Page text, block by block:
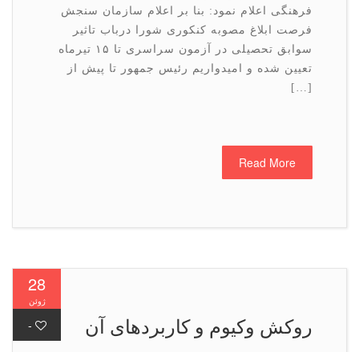
فرهنگی اعلام نمود: بنا بر اعلام سازمان سنجش
فرصت ابلاغ مصوبه کنکوری شورا درباب تاثیر
سوابق تحصیلی در آزمون سراسری تا ۱۵ تیرماه
تعیین شده و امیدواریم رئیس جمهور تا پیش از
Read More
روکش وکیوم و کاربردهای آن